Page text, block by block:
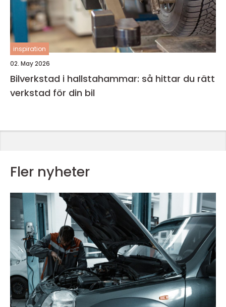
inspiration
02. May 2026
Bilverkstad i hallstahammar: så hittar du rätt
verkstad för din bil
Fler nyheter